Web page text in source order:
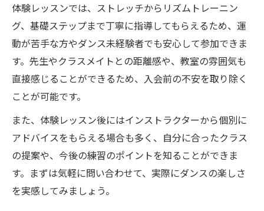
体験レッスンでは、ストレッチからリズムトレーニン
グ、基礎ステップまで丁寧に指導してもらえるため、運
動が苦手な方やダンス未経験者でも安心して参加できま
す。先生やクラスメイトとの距離感や、教室の雰囲気も
直接感じることができるため、入会前の不安を取り除く
ことが可能です。
また、体験レッスン後にはインストラクターから個別に
アドバイスをもらえる場合も多く、自分に合ったクラス
の提案や、今後の練習のポイントを知ることができま
す。まずは気軽に問い合わせて、実際にダンスの楽しさ
を実感してみましょう。